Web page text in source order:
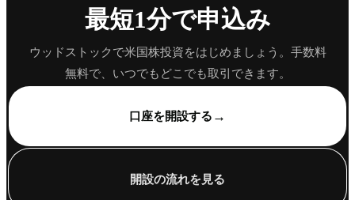
最短1分で申込み
ウッドストックで米国株投資をはじめましょう。手数料
無料で、いつでもどこでも取引できます。
口座を開設する →
開設の流れを見る